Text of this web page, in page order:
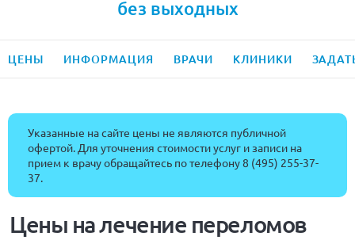
без выходных
ЦЕНЫ ИНФОРМАЦИЯ ВРАЧИ КЛИНИКИ
Указанные на сайте цены не являются публичной
офертой. Для уточнения стоимости услуг и записи на
прием к врачу обращайтесь по телефону8 (495) 255-37-
37.
Цены на лечение переломов